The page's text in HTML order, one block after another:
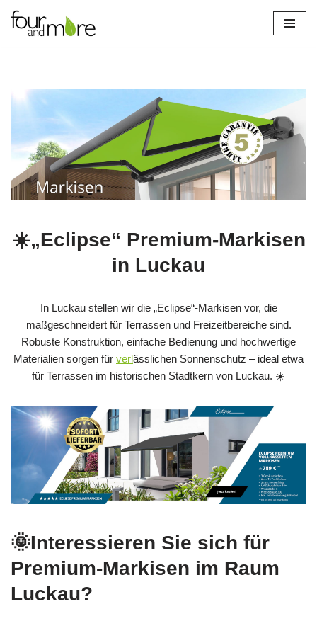
Zum
☀️„Eclipse“ Premium-Markisen
in Luckau
In Luckau stellen wir die „Eclipse“-Markisen vor, die
maßgeschneidert für Terrassen und Freizeitbereiche sind.
Robuste Konstruktion, einfache Bedienung und hochwertige
Materialien sorgen für verlässlichen Sonnenschutz – ideal etwa
für Terrassen im historischen Stadtkern von Luckau. ☀️
🌞Interessieren Sie sich für
Premium-Markisen im Raum
Luckau?